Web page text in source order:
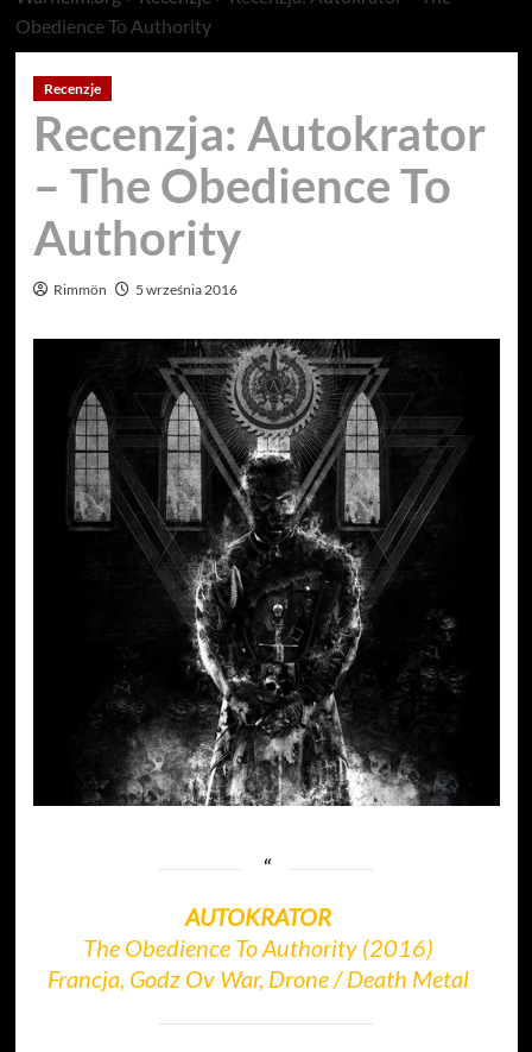
Obedience To Authority
Recenzje
Recenzja: Autokrator
– The Obedience To
Authority
Rimmön 5 września 2016
AUTOKRATOR
The Obedience To Authority (2016)
Francja, Godz Ov War, Drone / Death Metal